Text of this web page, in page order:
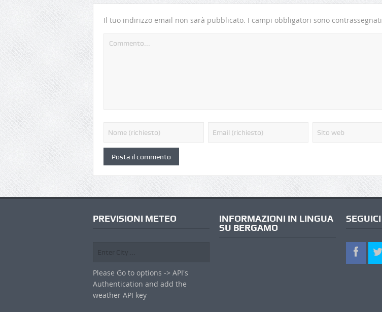
Il tuo indirizzo email non sarà pubblicato. I campi obbligatori sono contrassegnati
PREVISIONI METEO
Please Go to options -> API's
Authentication and add the
weather API key
INFORMAZIONI IN LINGUA
SU BERGAMO
SEGUICI